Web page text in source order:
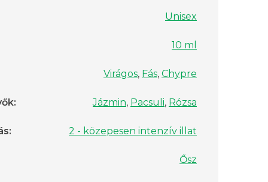
Unisex
10 ml
Virágos, Fás, Chypre
: Jázmin, Pacsuli, Rózsa
: 2 - közepesen intenzív illat
Ősz